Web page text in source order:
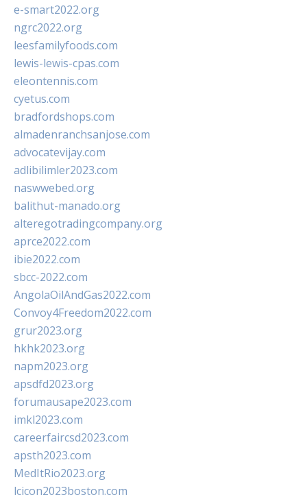
e-smart2022.org
ngrc2022.org
leesfamilyfoods.com
lewis-lewis-cpas.com
eleontennis.com
cyetus.com
bradfordshops.com
almadenranchsanjose.com
advocatevijay.com
adlibilimler2023.com
naswwebed.org
balithut-manado.org
alteregotradingcompany.org
aprce2022.com
ibie2022.com
sbcc-2022.com
AngolaOilAndGas2022.com
Convoy4Freedom2022.com
grur2023.org
hkhk2023.org
napm2023.org
apsdfd2023.org
forumausape2023.com
imkl2023.com
careerfaircsd2023.com
apsth2023.com
MedItRio2023.org
lcicon2023boston.com